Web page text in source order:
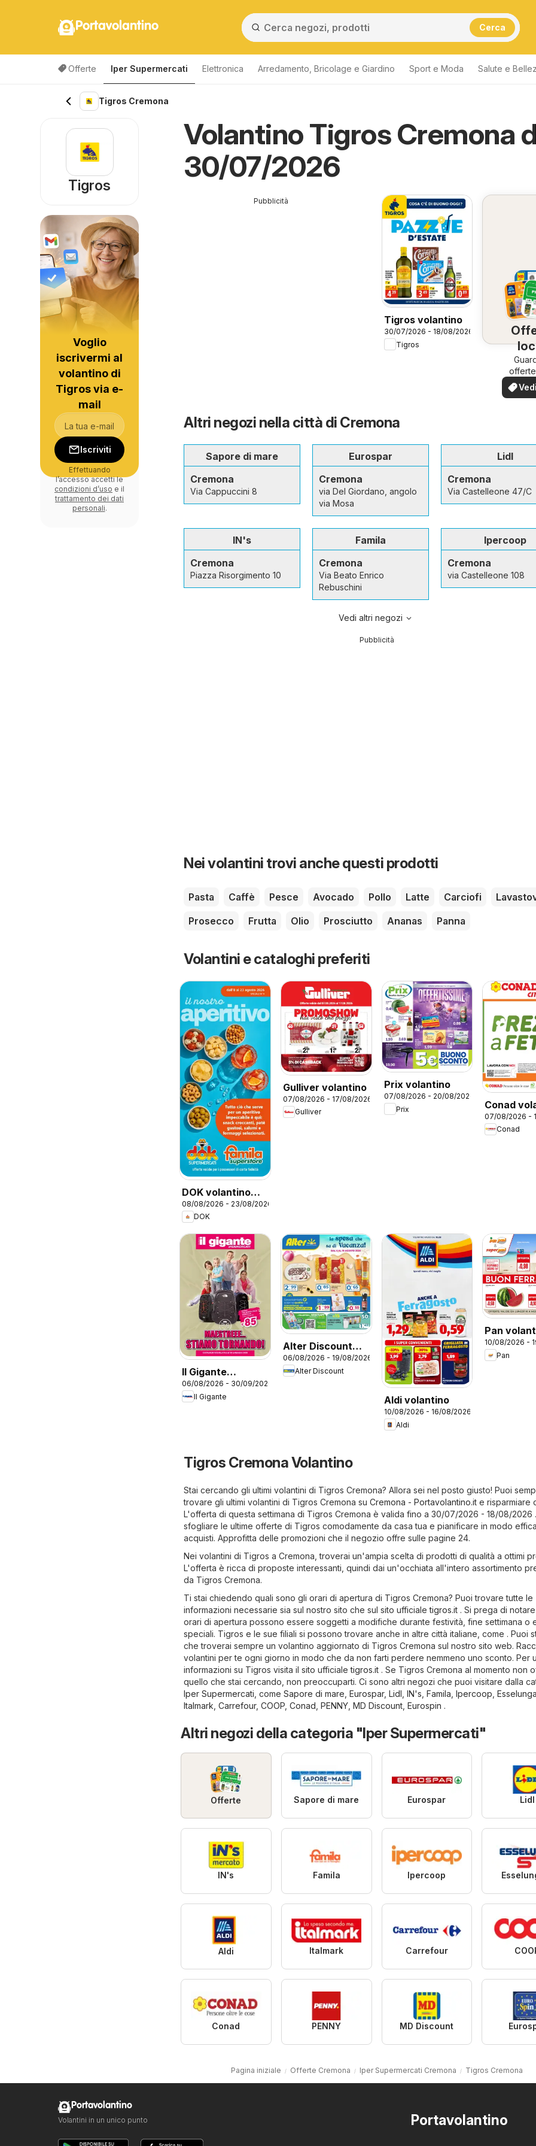
Portavolantino Cerca
Offerte Iper Supermercati Elettronica Arredamento, Bricolage e Giardino Sport e Moda Salute e
Tigros Cremona
Volantino Tigros Cremona
30/07/2026
Pubblicità
Tigros volantino
30/07/2026 - 18/08/2026
Tigros
tua
Altri negozi nella città di Cremona
Sapore di mare
Cremona
Via Cappuccini 8
Eurospar
Cremona
via Del Giordano, angolo
via Mosa
Lidl
Cremona
Via Castelleone 47/C
IN's
Cremona
Piazza Risorgimento 10
Famila
Cremona
Via Beato Enrico
Rebuschini
Ipercoop
Cremona
via Castelleone 108
Vedi altri negozi
Pubblicità
Nei volantini trovi anche questi prodotti
Pasta Caffè Pesce Avocado Pollo Latte Carciofi
Prosecco
Frutta Olio Prosciutto Ananas Panna
Volantini e cataloghi preferiti
DOK volantino
Aperitivo
08/08/2026 - 23/08/2026
DOK
Gulliver volantino
07/08/2026 - 17/08/2026
Gulliver
Prix volantino
07/08/2026 - 20/08/2026
Prix
Conad
City
07/08/2026 -
Conad
Il Gigante
volantino Scuola
06/08/2026 - 30/09/2026
Il Gigante
Alter Discount
volantino
06/08/2026 - 19/08/2026
Alter Discount
Aldi volantino
10/08/2026 - 16/08/2026
Aldi
Pan
10/08/2026 -
Pan
Tigros Cremona Volantino
Stai cercando gli ultimi volantini di Tigros Cremona? Allora sei nel posto giusto! Puoi
trovare gli ultimi volantini di Tigros Cremona su Cremona - Portavolantino.it e risparmiare
L'offerta di questa settimana di Tigros Cremona è valida fino a 30/07/2026 - 18/08/2026
sfogliare le ultime offerte di Tigros comodamente da casa tua e pianificare in modo
acquisti. Approfitta delle promozioni che il negozio offre sulle pagine 24.
Nei volantini di Tigros a Cremona, troverai un'ampia scelta di prodotti di qualità a ottimi
L'offerta è ricca di proposte interessanti, quindi dai un'occhiata all'intero assortimento
da Tigros Cremona.
Ti stai chiedendo quali sono gli orari di apertura di Tigros Cremona? Puoi trovare tutte le
informazioni necessarie sia sul nostro sito che sul sito ufficialetigros.it . Si prega di
orari di apertura possono essere soggetti a modifiche durante festività, fine settimana o
speciali. Tigros e le sue filiali si possono trovare anche in altre città italiane, come . Puoi
che troverai sempre un volantino aggiornato di Tigros Cremona sul nostro sito web.
volantini per te ogni giorno in modo che da non farti perdere nemmeno uno sconto. Per
informazioni su Tigros visita il sito ufficialetigros.it . Se Tigros Cremona al momento non
quello che stai cercando, non preoccuparti. Ci sono altri negozi che puoi visitare dalla
Iper Supermercati , come Sapore di mare Eurospar, Lidl IN's Famila Ipercoop
Italmark Carrefour, COOP Conad PENNY MD Discount Eurospin .
Altri negozi della categoria "Iper Supermercati"
Offerte Sapore di mare Eurospar Lidl
IN's Famila Ipercoop
Aldi Italmark Carrefour
Conad PENNY MD Discount
Pagina iniziale Offerte Cremona Iper Supermercati Cremona Tigros Cremona
Tigros
Voglio
iscrivermi al
volantino di
Tigros via e-
mail
Iscriviti
Effettuando
l’accesso accetti le
condizioni d’uso e il
trattamento dei dati
personali.
Portavolantino
Portavolantino
Volantini in un unico punto